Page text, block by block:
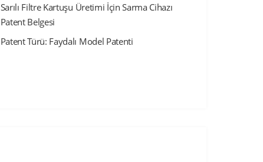
Sarılı Filtre Kartuşu Üretimi İçin Sarma Cihazı
Patent Belgesi
Patent Türü: Faydalı Model Patenti